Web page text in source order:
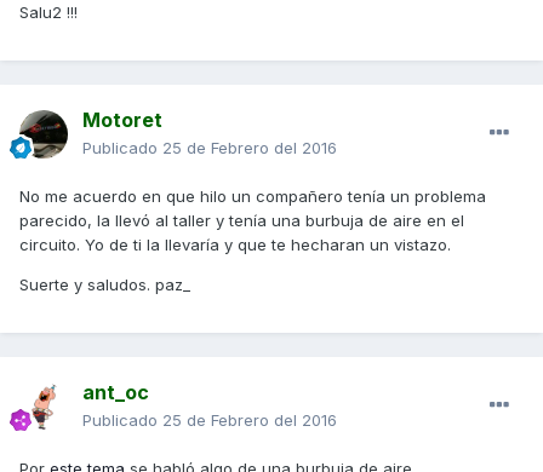
Salu2 !!!
Motoret
Publicado 25 de Febrero del 2016
No me acuerdo en que hilo un compañero tenía un problema
parecido, la llevó al taller y tenía una burbuja de aire en el
circuito. Yo de ti la llevaría y que te hecharan un vistazo.
Suerte y saludos. paz_
ant_oc
Publicado 25 de Febrero del 2016
Por este tema se habló algo de una burbuja de aire.